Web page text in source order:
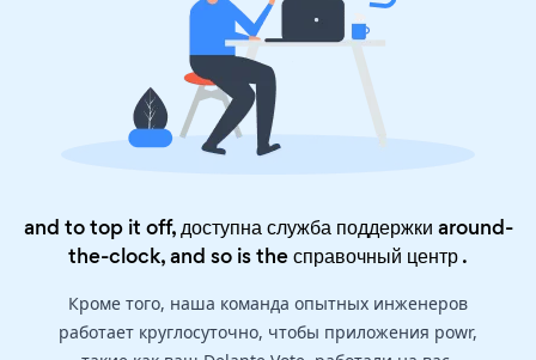
and to top it off, доступна служба поддержки around-
the-clock, and so is theсправочный центр.
Кроме того, наша команда опытных инженеров
работает круглосуточно, чтобы приложения powr,